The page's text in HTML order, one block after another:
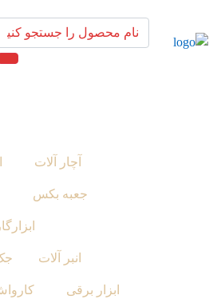
آچار آلات
جعبه بکس
انبر آلات
ابزار برقی